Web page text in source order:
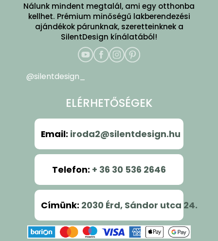
Nálunk mindent megtalál, ami egy otthonba
kellhet. Prémium minőségű lakberendezési
ajándékok párunknak, szeretteinknek a
SilentDesign kínálatából!
@silentdesign_
ELÉRHETŐSÉGEK
Email: iroda2@silentdesign.hu
Telefon: + 36 30 536 2646
Címünk: 2030 Érd, Sándor utca 24.